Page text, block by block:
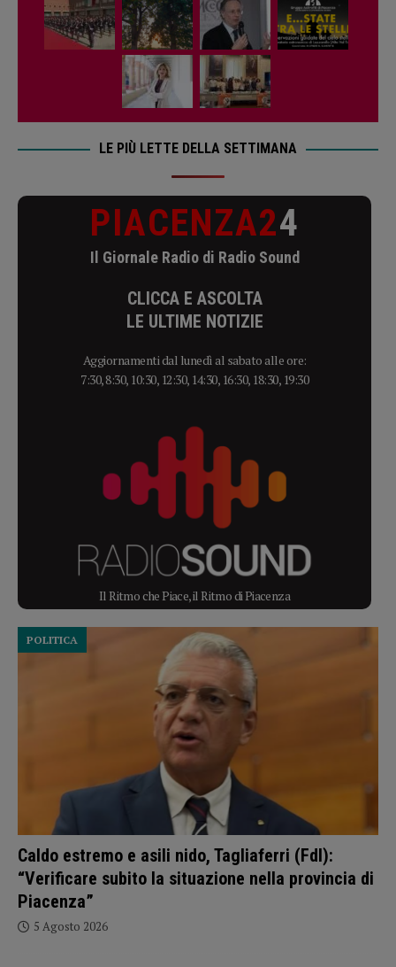
LE PIÙ LETTE DELLA SETTIMANA
PIACENZA24
Il Giornale Radio di Radio Sound
CLICCA E ASCOLTA
LE ULTIME NOTIZIE
Aggiornamenti dal lunedì al sabato alle ore:
7:30, 8:30, 10:30, 12:30, 14:30, 16:30, 18:30, 19:30
Il Ritmo che Piace, il Ritmo di Piacenza
Caldo estremo e asili nido, Tagliaferri (FdI):
“Verificare subito la situazione nella provincia di
Piacenza”
POLITICA
5 Agosto 2026